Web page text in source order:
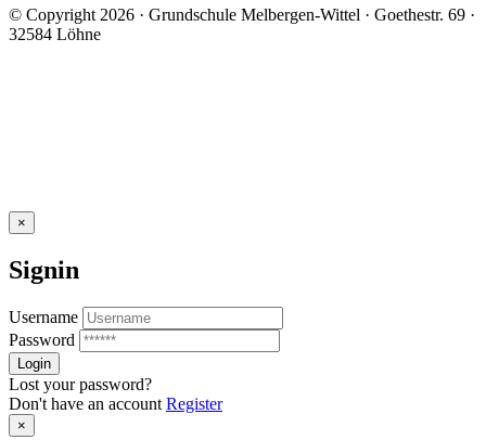
© Copyright 2026 · Grundschule Melbergen-Wittel · Goethestr. 69 ·
32584 Löhne
×
Signin
Username
Password
Lost your password?
Don't have an account Register
×